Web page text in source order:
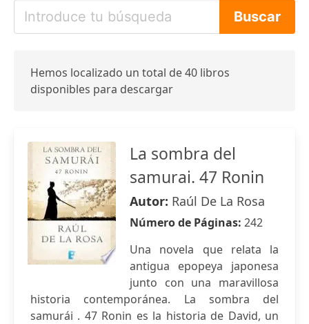
Hemos localizado un total de 40 libros
disponibles para descargar
La sombra del
samurai. 47 Ronin
Autor: Raúl De La Rosa
Número de Páginas: 242
Una novela que relata la
antigua epopeya japonesa
junto con una maravillosa
historia contemporánea. La sombra del
samurái . 47 Ronin es la historia de David, un